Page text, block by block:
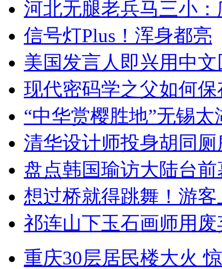
河北无腿老兵马三小
信号灯Plus！浑身都亮
美国发言人即兴用中
现代密码学之父如何
“中华赏樱胜地”无锡
清华设计师投身胡同
盘点韩国瑜访大陆台
想过桥就得跳舞！游客
祁连山下玉石画师用
重庆30层居民楼大火